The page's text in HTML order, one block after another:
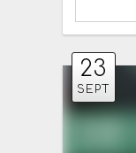
23
SEPT